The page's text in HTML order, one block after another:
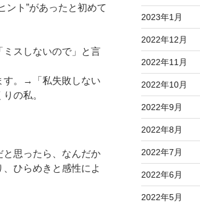
ント”があったと初めて
スしないので」と言
す。→「私失敗しない
の私。
思ったら、なんだか
ひらめきと感性によ
2023年1月
2022年12月
2022年11月
2022年10月
2022年9月
2022年8月
2022年7月
2022年6月
2022年5月